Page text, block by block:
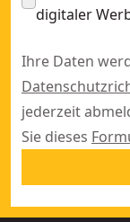
digitaler
Ihre Daten
jederzeit
Sie dieses